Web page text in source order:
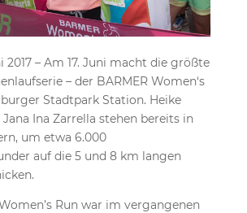
2017 – Am 17. Juni macht die größte
– der BARMER Women‘s
Stadtpark Station. Heike
Ina Zarrella stehen bereits in
um etwa 6.000
auf die 5 und 8 km langen
Run war im vergangenen